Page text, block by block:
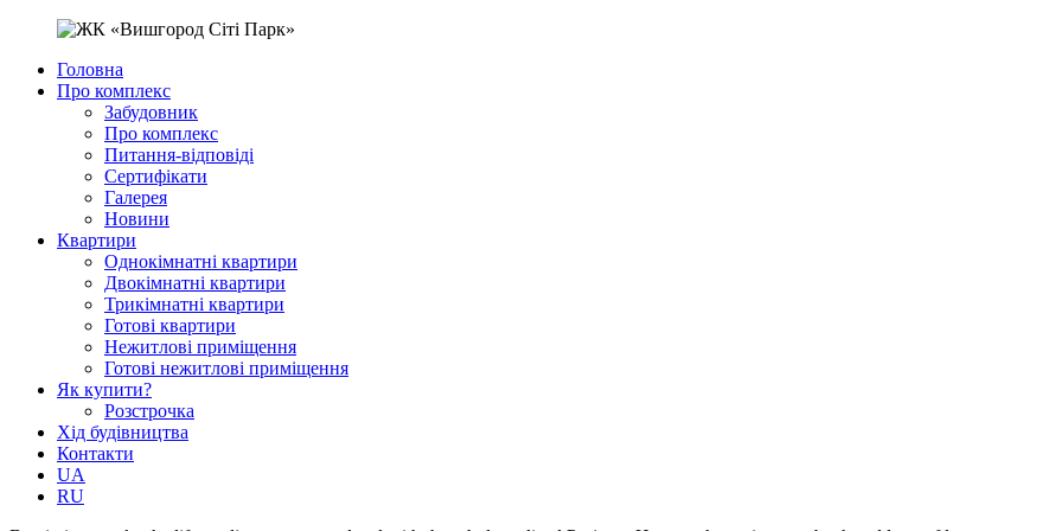
Головна
Про комплекс
Забудовник
Про комплекс
Питання-відповіді
Сертифікати
Галерея
Новини
Квартири
Однокімнатні квартири
Двокімнатні квартири
Трикімнатні квартири
Готові квартири
Нежитлові приміщення
Готові нежитлові приміщення
Як купити?
Розстрочка
Хід будівництва
Контакти
UA
RU